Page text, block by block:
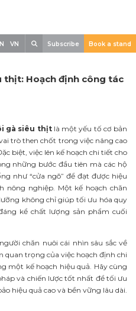
VN Subscribe Book a stand
thịt: Hoạch định công tác
gà siêu thịtlà một yếu tố cơ bản
trò then chốt trong việc nâng cao
biệt, việc lên kế hoạch chi tiết cho
những bước đầu tiên mà các hộ
như “cửa ngõ” để đạt được hiệu
nông nghiệp. Một kế hoạch chăn
không chỉ giúp tối ưu hóa quy
kể chất lượng sản phẩm cuối
chăn nuôi cái nhìn sâu sắc về
quan trọng của việc hoạch định chi
một kế hoạch hiệu quả. Hãy cùng
và chiến lược tốt nhất để tối ưu
hiệu quả cao và bền vững lâu dài.